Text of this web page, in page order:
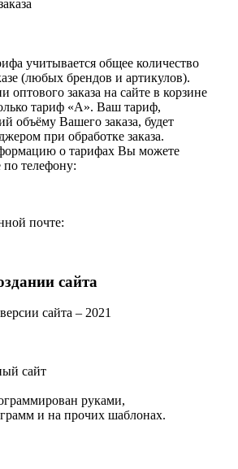
учитывается общее количество
(любых брендов и артикулов).
заказа на сайте в корзине
тариф «А». Ваш тариф,
объёму Вашего заказа, будет
при обработке заказа.
о тарифах Вы можете
по телефону:
почте:
сайта
сайта – 2021
сайт
руками,
и на прочих шаблонах.